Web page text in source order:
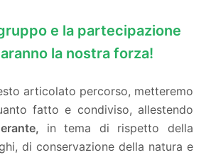
e la partecipazione
la nostra forza!
articolato percorso, metteremo
fatto e condiviso, allestendo
in tema di rispetto della
di conservazione della natura e